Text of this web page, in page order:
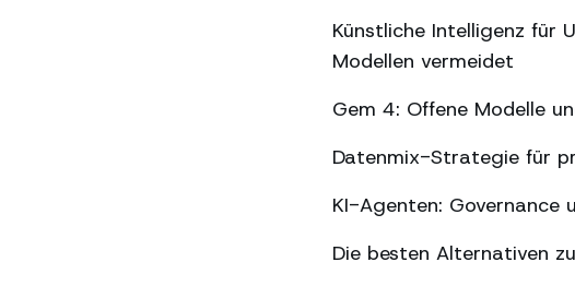
Künstliche Intelligenz für
Modellen vermeidet
Gem 4: Offene Modelle
Datenmix-Strategie für
KI-Agenten: Governance
Die besten Alternativen